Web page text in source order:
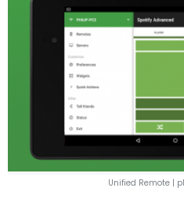
Unified Remote |